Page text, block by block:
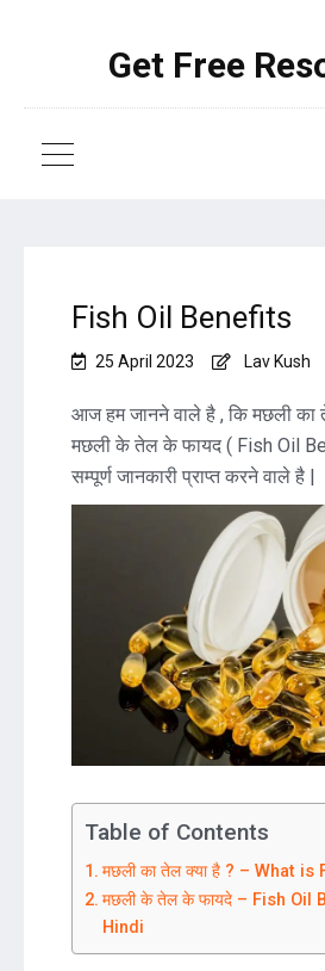
Get Free
Fish Oil Benefits
25 April 2023 Lav Kush
आज हम जानने वाले है , कि मछली का
मछली के तेल के फायद ( Fish Oil
सम्पूर्ण जानकारी प्राप्त करने वाले है |
Table of Contents
मछली का तेल क्या है ? – What is
मछली के तेल के फायदे – Fish Oil
Hindi